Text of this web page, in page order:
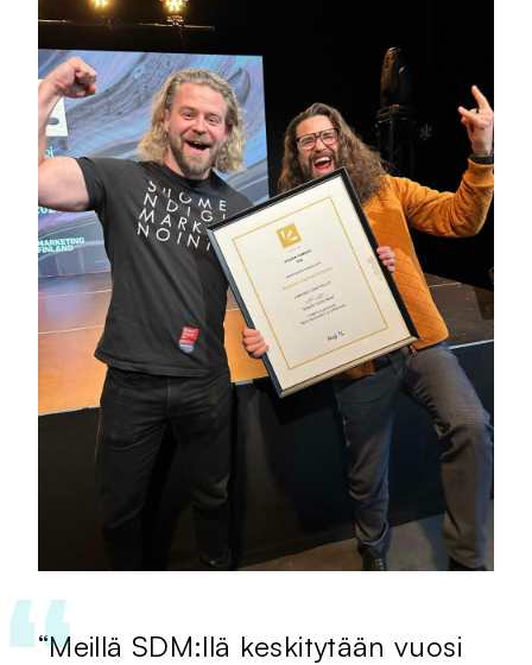
“Meillä SDM:llä keskitytään vuosi